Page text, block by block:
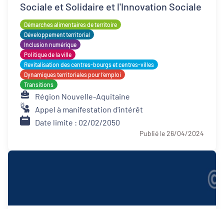
Sociale et Solidaire et l'Innovation Sociale
Démarches alimentaires de territoire
Développement territorial
Inclusion numérique
Politique de la ville
Revitalisation des centres-bourgs et centres-villes
Dynamiques territoriales pour l’emploi
Transitions
Région Nouvelle-Aquitaine
Appel à manifestation d'intérêt
Date limite : 02/02/2050
Publié le 26/04/2024